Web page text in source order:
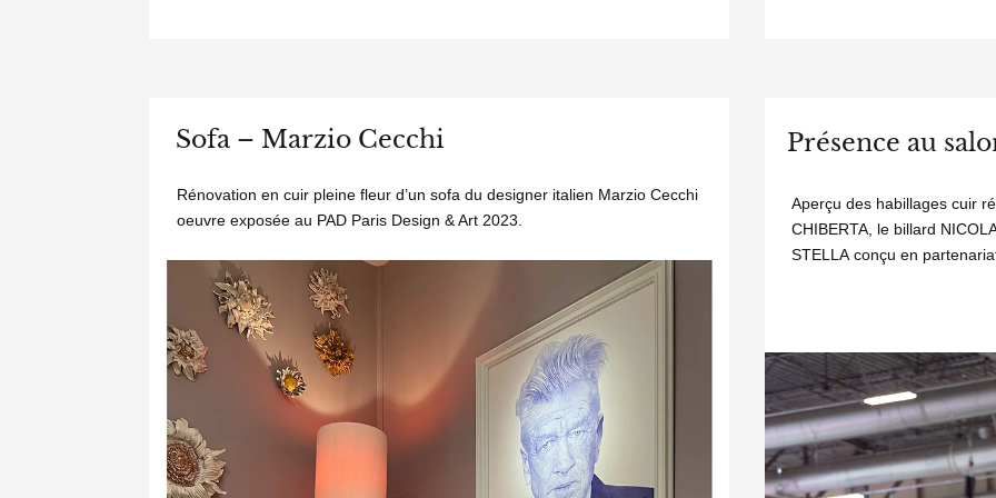
Sofa – Marzio Cecchi
Rénovation en cuir pleine fleur d’un sofa du designer italien Marzio Cecchi
oeuvre exposée au PAD Paris Design & Art 2023.
Présence au
Aperçu des habillages cuir
CHIBERTA, le billard
STELLA conçu en